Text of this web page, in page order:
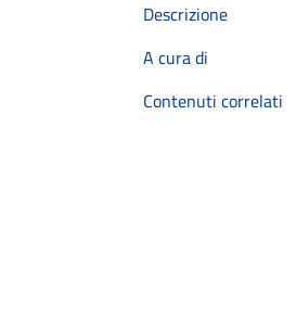
Descrizione
A cura di
Contenuti correlati